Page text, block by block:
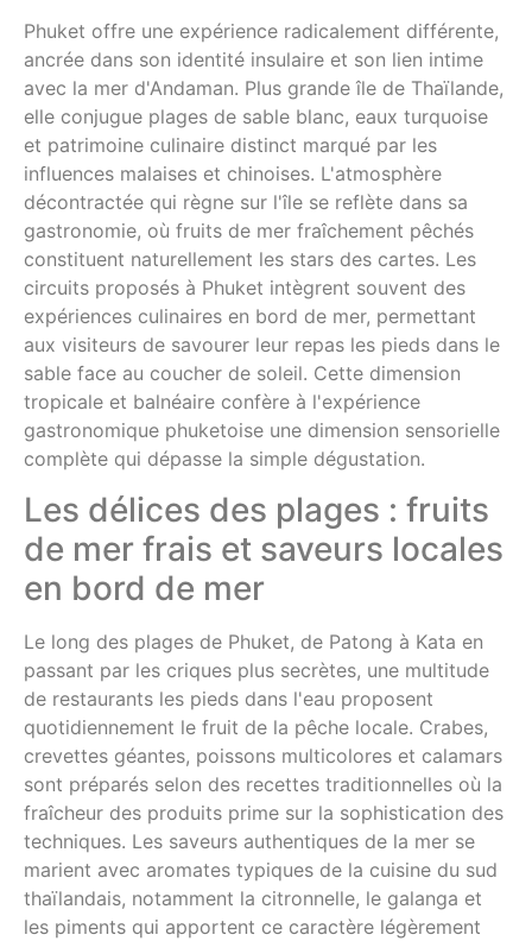
Phuket offre une expérience radicalement différente,
ancrée dans son identité insulaire et son lien intime
avec la mer d'Andaman. Plus grande île de Thaïlande,
elle conjugue plages de sable blanc, eaux turquoise
et patrimoine culinaire distinct marqué par les
influences malaises et chinoises. L'atmosphère
décontractée qui règne sur l'île se reflète dans sa
gastronomie, où fruits de mer fraîchement pêchés
constituent naturellement les stars des cartes. Les
circuits proposés à Phuket intègrent souvent des
expériences culinaires en bord de mer, permettant
aux visiteurs de savourer leur repas les pieds dans le
sable face au coucher de soleil. Cette dimension
tropicale et balnéaire confère à l'expérience
gastronomique phuketoise une dimension sensorielle
complète qui dépasse la simple dégustation.
Les délices des plages : fruits
de mer frais et saveurs locales
en bord de mer
Le long des plages de Phuket, de Patong à Kata en
passant par les criques plus secrètes, une multitude
de restaurants les pieds dans l'eau proposent
quotidiennement le fruit de la pêche locale. Crabes,
crevettes géantes, poissons multicolores et calamars
sont préparés selon des recettes traditionnelles où la
fraîcheur des produits prime sur la sophistication des
techniques. Les saveurs authentiques de la mer se
marient avec aromates typiques de la cuisine du sud
thaïlandais, notamment la citronnelle, le galanga et
les piments qui apportent ce caractère légèrement